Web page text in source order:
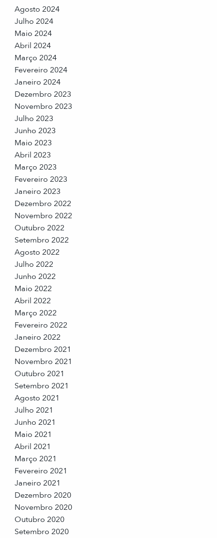
Agosto 2024
Julho 2024
Maio 2024
Abril 2024
Março 2024
Fevereiro 2024
Janeiro 2024
Dezembro 2023
Novembro 2023
Julho 2023
Junho 2023
Maio 2023
Abril 2023
Março 2023
Fevereiro 2023
Janeiro 2023
Dezembro 2022
Novembro 2022
Outubro 2022
Setembro 2022
Agosto 2022
Julho 2022
Junho 2022
Maio 2022
Abril 2022
Março 2022
Fevereiro 2022
Janeiro 2022
Dezembro 2021
Novembro 2021
Outubro 2021
Setembro 2021
Agosto 2021
Julho 2021
Junho 2021
Maio 2021
Abril 2021
Março 2021
Fevereiro 2021
Janeiro 2021
Dezembro 2020
Novembro 2020
Outubro 2020
Setembro 2020